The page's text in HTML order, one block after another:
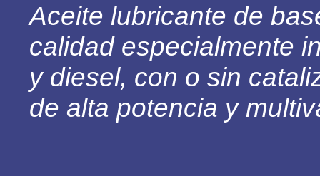
Aceite lubricante de
calidad especialmente
y diesel, con o sin
de alta potencia y